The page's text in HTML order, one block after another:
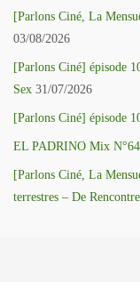
[Parlons Ciné, La
03/08/2026
[Parlons Ciné] épisode
Sex 31/07/2026
[Parlons Ciné] épisode
EL PADRINO Mix
[Parlons Ciné, La
terrestres – De